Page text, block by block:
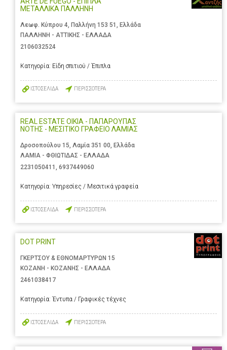
ΜΕΤΑΛΛΙΚΑ ΠΑΛΛΗΝΗ
Λεωφ. Κύπρου 4, Παλλήνη 153 51, Ελλάδα
ΠΑΛΛΗΝΗ - ΑΤΤΙΚΗΣ - ΕΛΛΑΔΑ
2106032524
Κατηγορία: Είδη σπιτιού / Έπιπλα
ΙΣΤΟΣΕΛΙΔΑ ΠΕΡΙΣΣΟΤΕΡΑ
REAL ESTATE OIKIA - ΠΑΠΑΡΟΥΠΑΣ
ΝΟΤΗΣ - ΜΕΣΙΤΙΚΟ ΓΡΑΦΕΙΟ ΛΑΜΙΑΣ
Δροσοπούλου 15, Λαμία 351 00, Ελλάδα
ΛΑΜΙΑ - ΦΘΙΩΤΙΔΑΣ - ΕΛΛΑΔΑ
2231050411 , 6937449060
Κατηγορία: Υπηρεσίες / Μεσιτικά γραφεία
ΙΣΤΟΣΕΛΙΔΑ ΠΕΡΙΣΣΟΤΕΡΑ
DOT PRINT
ΓΚΕΡΤΣΟΥ & ΕΘΝΟΜΑΡΤΥΡΩΝ 15
ΚΟΖΑΝΗ - ΚΟΖΑΝΗΣ - ΕΛΛΑΔΑ
2461038417
Κατηγορία: Έντυπα / Γραφικές τέχνες
ΙΣΤΟΣΕΛΙΔΑ ΠΕΡΙΣΣΟΤΕΡΑ